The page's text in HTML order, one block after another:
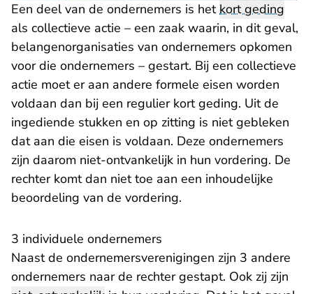
Een deel van de ondernemers is hetkort geding
als collectieve actie – een zaak waarin, in dit geval,
belangenorganisaties van ondernemers opkomen
voor die ondernemers – gestart. Bij een collectieve
actie moet er aan andere formele eisen worden
voldaan dan bij een regulier kort geding. Uit de
ingediende stukken en op zitting is niet gebleken
dat aan die eisen is voldaan. Deze ondernemers
zijn daarom niet-ontvankelijk in hun vordering. De
rechter komt dan niet toe aan een inhoudelijke
beoordeling van de vordering.
3 individuele ondernemers
Naast de ondernemersverenigingen zijn 3 andere
ondernemers naar de rechter gestapt. Ook zij zijn